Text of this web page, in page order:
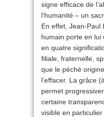
signe efficace de
l’humanité – un
En effet, Jean-Paul
humain porte en lui
en quatre
filiale, fraternelle,
que le péché
l’effacer. La grâce
permet
certaine
visible en